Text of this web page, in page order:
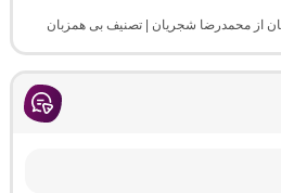
از محمدرضا شجریان | تصنیف بی همزبان